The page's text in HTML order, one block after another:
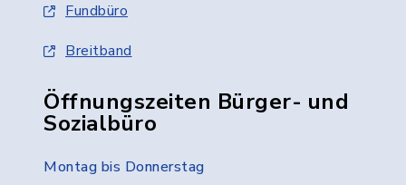
Fundbüro
Breitband
Öffnungszeiten Bürger- und
Sozialbüro
Montag bis Donnerstag